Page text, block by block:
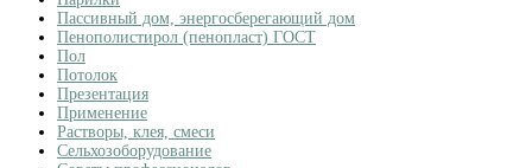
Пассивный дом, энергосберегающий дом
Пенополистирол (пенопласт) ГОСТ
Пол
Потолок
Презентация
Применение
Растворы, клея, смеси
Сельхозоборудование